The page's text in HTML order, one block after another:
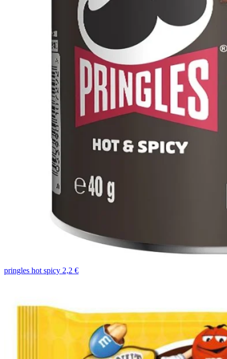
pringles hot spicy 2,2 €